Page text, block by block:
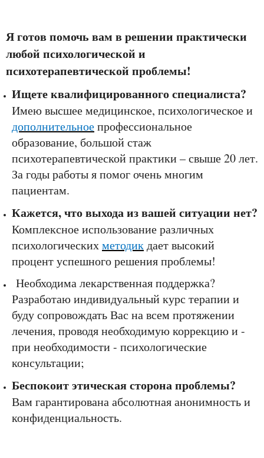
Я готов помочь вам в решении практически
любой психологической и
психотерапевтической проблемы!
Ищете квалифицированного специалиста?
Имею высшее медицинское, психологическое и
дополнительноепрофессиональное
образование, большой стаж
психотерапевтической практики – свыше 20 лет.
За годы работы я помог очень многим
пациентам.
Кажется, что выхода из вашей ситуации нет?
Комплексное использование различных
психологическихметодикдает высокий
процент успешного решения проблемы!
Необходима лекарственная поддержка?
Разработаю индивидуальный курс терапии и
буду сопровождать Вас на всем протяжении
лечения, проводя необходимую коррекцию и -
при необходимости - психологические
консультации;
Беспокоит этическая сторона проблемы?
Вам гарантирована абсолютная анонимность и
конфиденциальность.